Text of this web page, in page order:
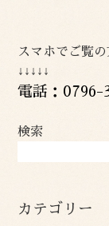
スマホでご覧
↓↓↓↓↓
電話：0796-
検索
カテゴリー